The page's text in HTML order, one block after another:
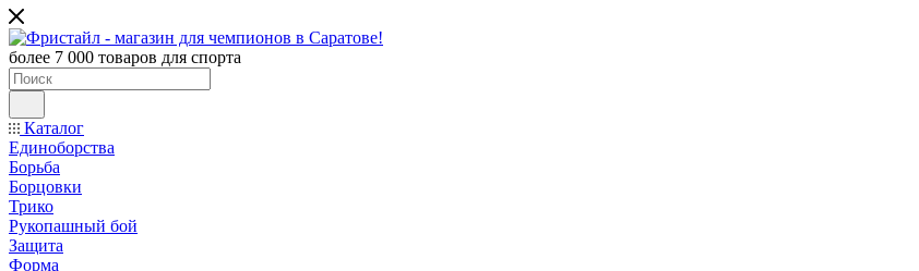
более 7 000 товаров для спорта
Каталог
Единоборства
Борьба
Борцовки
Трико
Рукопашный бой
Защита
Форма